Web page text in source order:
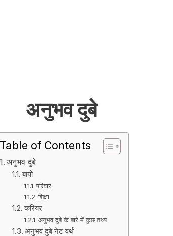
अनुभव दुबे
Table of Contents
अनुभव दुबे
बायो
परिवार
शिक्षा
करियर
अनुभव दुबे के बारे में कुछ तथ्य
अनुभव दुबे नेट वर्थ